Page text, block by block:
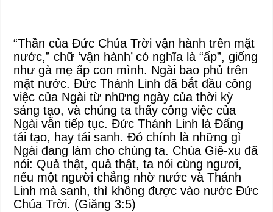
“Thần của Đức Chúa Trời vận hành trên mặt
nước,” chữ ‘vận hành’ có nghĩa là “ấp”, giống
như gà mẹ ấp con mình. Ngài bao phủ trên
mặt nước. Đức Thánh Linh đã bắt đầu công
việc của Ngài từ những ngày của thời kỳ
sáng tạo, và chúng ta thấy công việc của
Ngài vẫn tiếp tục. Đức Thánh Linh là Đấng
tái tạo, hay tái sanh. Đó chính là những gì
Ngài đang làm cho chúng ta. Chúa Giê-xu đã
nói: Quả thật, quả thật, ta nói cùng ngươi,
nếu một người chẳng nhờ nước và Thánh
Linh mà sanh, thì không được vào nước Đức
Chúa Trời. (Giăng 3:5)